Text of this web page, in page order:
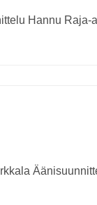
Hannu Raja-